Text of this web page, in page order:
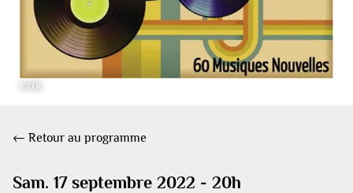
©DR
← Retour au programme
Sam. 17 septembre 2022 - 20h